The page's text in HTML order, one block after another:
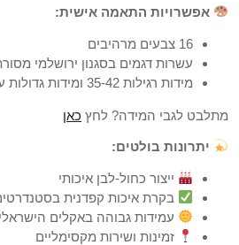
אפשרויות התאמה אישית:
16 צבעים מרהיבים
עשרות דגמים בסגנון ירושלמי
מידות רגילות 35-42 ומידות גדולות עד מידה 50
מתלבט לגבי המידה? לחץ כאן
יתרונות בולטים:
ייצור כחול-לבן איכותי
בקרת איכות קפדנית
עמידות גבוהה באקלים הישראלי
זמינות ושירות מקסימליים